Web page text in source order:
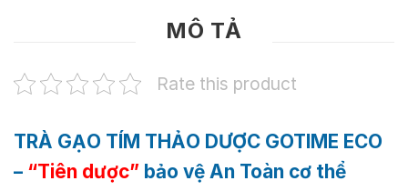
MÔ TẢ
Rate this product
TRÀ GẠO TÍM THẢO DƯỢC GOTIME ECO
– “Tiên dược” bảo vệ An Toàn cơ thể